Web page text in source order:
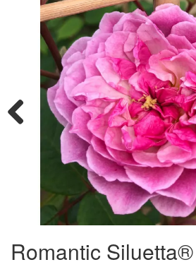
Romantic Siluetta®